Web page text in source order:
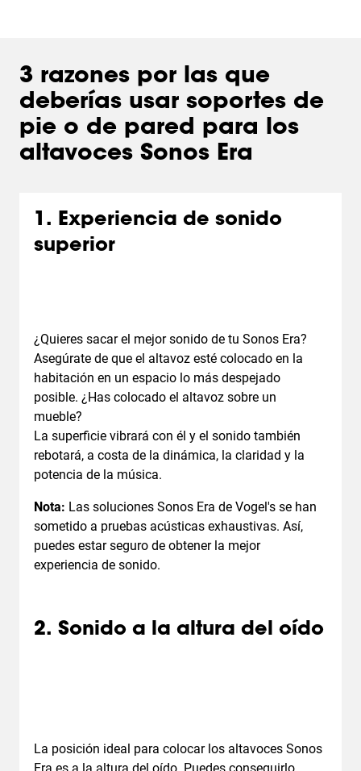
3 razones por las que
deberías usar soportes de
pie o de pared para los
altavoces Sonos Era
1. Experiencia de sonido
superior
¿Quieres sacar el mejor sonido de tu Sonos Era?
Asegúrate de que el altavoz esté colocado en la
habitación en un espacio lo más despejado
posible. ¿Has colocado el altavoz sobre un
mueble?
La superficie vibrará con él y el sonido también
rebotará, a costa de la dinámica, la claridad y la
potencia de la música.
Nota: Las soluciones Sonos Era de Vogel's se han
sometido a pruebas acústicas exhaustivas. Así,
puedes estar seguro de obtener la mejor
experiencia de sonido.
2. Sonido a la altura del oído
La posición ideal para colocar los altavoces Sonos